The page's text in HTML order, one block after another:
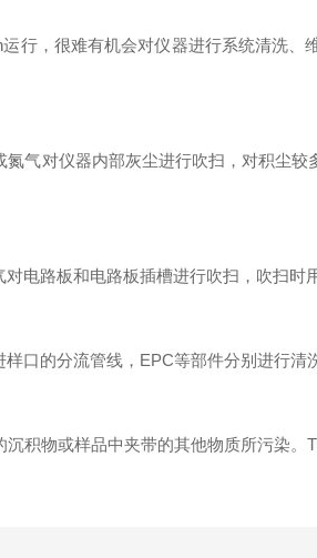
，很难有机会对仪器进行系统清洗、
对仪器内部灰尘进行吹扫，对积尘较
路板和电路板插槽进行吹扫，吹扫时
的分流管线，EPC等部件分别进行清
物或样品中夹带的其他物质所污染。